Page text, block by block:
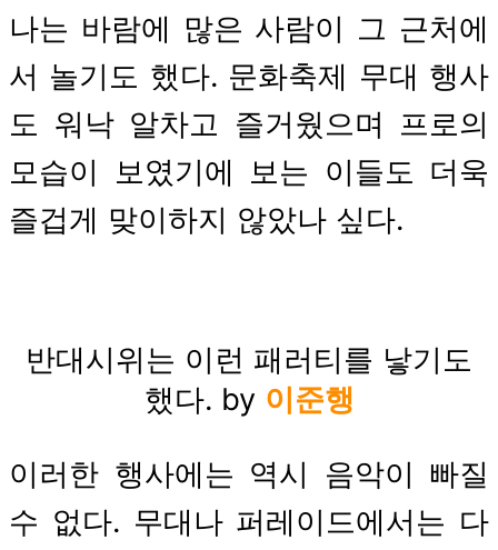
나는 바람에 많은 사람이 그 근처에
서 놀기도 했다. 문화축제 무대 행사
도 워낙 알차고 즐거웠으며 프로의
모습이 보였기에 보는 이들도 더욱
즐겁게 맞이하지 않았나 싶다.
반대시위는 이런 패러티를 낳기도
했다. by 이준행
이러한 행사에는 역시 음악이 빠질
수 없다. 무대나 퍼레이드에서는 다